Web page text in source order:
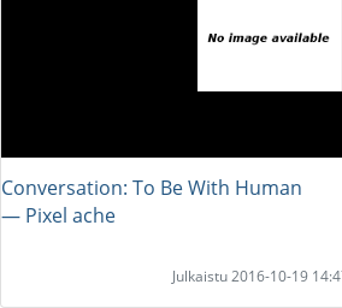
Conversation: To Be With Human
― Pixel ache
Julkaistu 2016-10-19